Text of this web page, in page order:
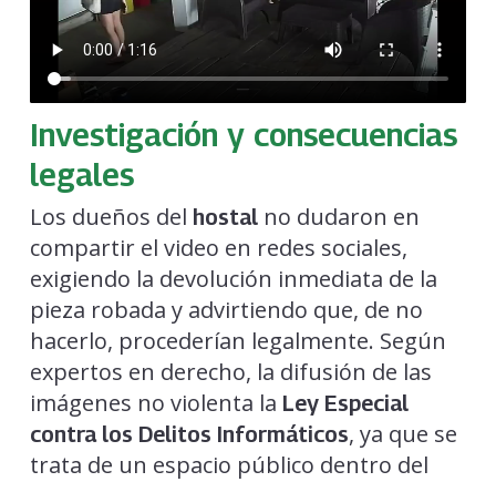
Investigación y consecuencias
legales
Los dueños del hostalno dudaron en
compartir el video en redes sociales,
exigiendo la devolución inmediata de la
pieza robada y advirtiendo que, de no
hacerlo, procederían legalmente. Según
expertos en derecho, la difusión de las
imágenes no violenta la Ley Especial
contra los Delitos Informáticos, ya que se
trata de un espacio público dentro del